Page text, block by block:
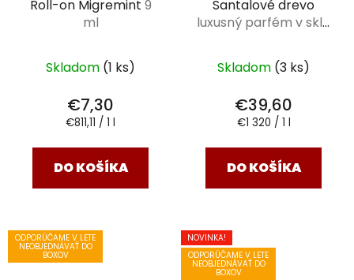
Roll-on Migremint 9
ml
Skladom (1 ks)
€7,30
Jednotková
€811,11 / 1 l
DO KOŠÍKA
Santalové drevo
luxusný parfém v skle
Skladom (3 ks)
€39,60
Jednotková
€1 320 / 1 l
DO KOŠÍKA
ODPORÚČAME V LETE
NEOBJEDNÁVAŤ DO
BOXOV
NOVINKA!
ODPORÚČAME V LETE
NEOBJEDNÁVAŤ DO
BOXOV